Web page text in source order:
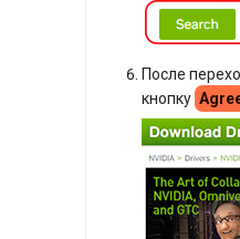
После
кнопку